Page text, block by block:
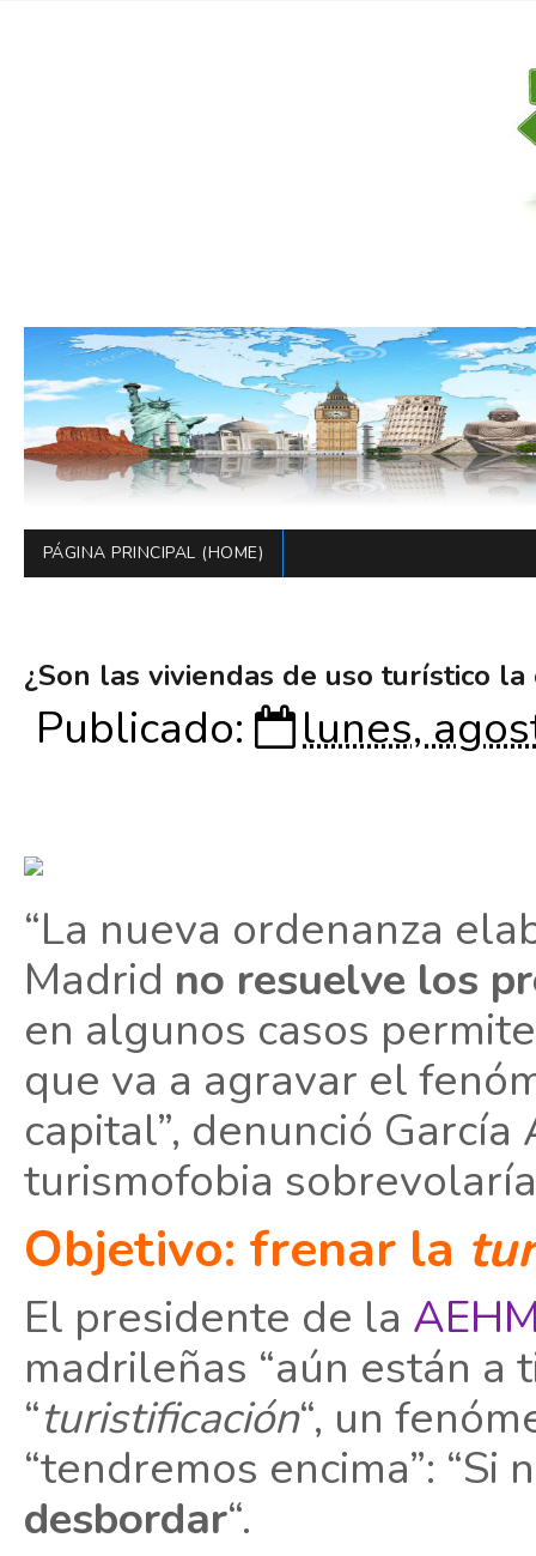
PÁGINA PRINCIPAL (HOME)
¿Son las viviendas de uso turístico
Publicado: lunes,
“La nueva ordenanza
Madrid no resuelve los
en algunos casos
que va a agravar el
capital”, denunció
turismofobia
Objetivo: frenar la
El presidente de la
madrileñas “aún están a
“turistificación“, un
“tendremos encima”:
desbordar“.